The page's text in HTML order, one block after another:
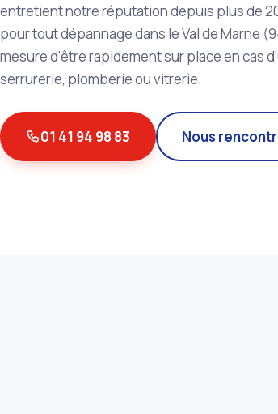
entretient notre réputation depuis plus de
pour tout dépannage dans le Val de Marne
mesure d'être rapidement sur place en cas
serrurerie, plomberie ou vitrerie.
01 41 94 98 83 Nous